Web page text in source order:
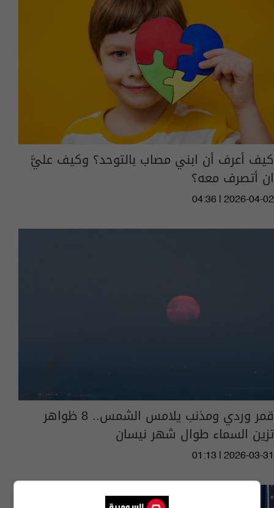
كيف أعرف أن ابني مصاب بالتوحد؟ وكيف عليَّ
ان أتصرف معه؟
04:36 | 2026-04-02
قمر وردي ومذنب يلامس الشمس.. 8 ظواهر
تزين السماء طوال شهر نيسان
01:13 | 2026-03-31